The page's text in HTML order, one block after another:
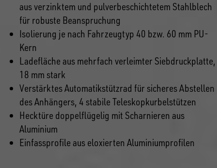
aus verzinktem und pulverbeschichtetem Stahlblech
für robuste Beanspruchung
Isolierung je nach Fahrzeugtyp 40 bzw. 60 mm PU-
Kern
Ladefläche aus mehrfach verleimter Siebdruckplatte,
18 mm stark
Verstärktes Automatikstützrad für sicheres Abstellen
des Anhängers, 4 stabile Teleskopkurbelstützen
Hecktüre doppelflügelig mit Scharnieren aus
Aluminium
Einfassprofile aus eloxierten Aluminiumprofilen